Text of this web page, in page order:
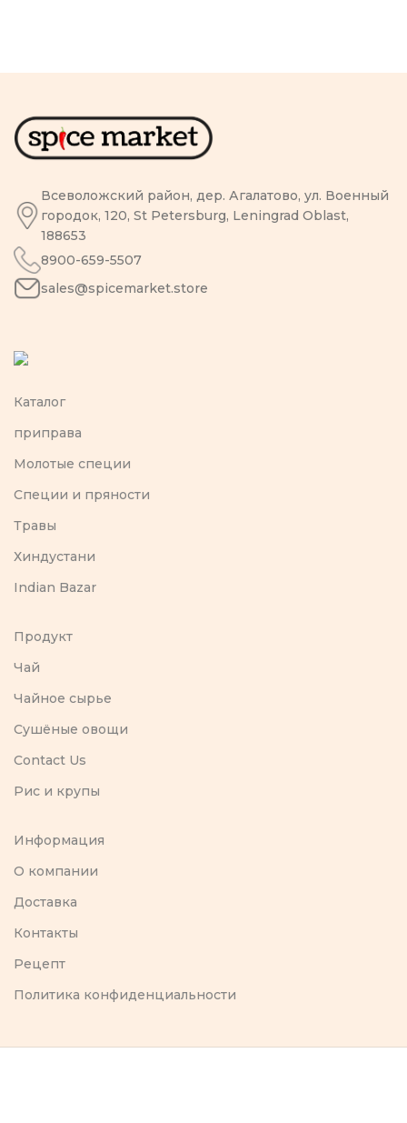
Всеволожский район, дер. Агалатово, ул. Военный
городок, 120, St Petersburg, Leningrad Oblast,
188653
8900-659-5507
sales@spicemarket.store
Каталог
приправа
Молотые специи
Специи и пряности
Травы
Хиндустани
Indian Bazar
Продукт
Чай
Чайное сырье
Сушёные овощи
Contact Us
Рис и крупы
Информация
O компании
Доставка
Контакты
Рецепт
Политика конфиденциальности